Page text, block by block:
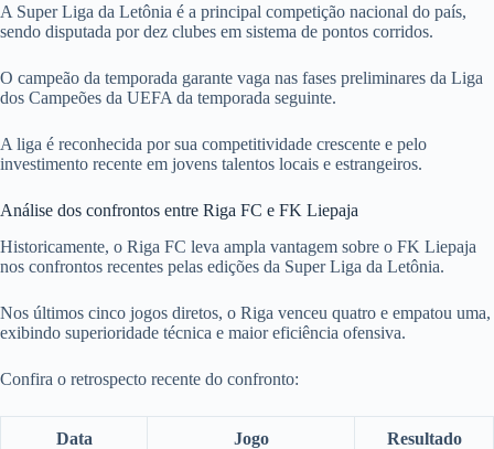
A Super Liga da Letônia é a principal competição nacional do país,
sendo disputada por dez clubes em sistema de pontos corridos.
O campeão da temporada garante vaga nas fases preliminares da Liga
dos Campeões da UEFA da temporada seguinte.
A liga é reconhecida por sua competitividade crescente e pelo
investimento recente em jovens talentos locais e estrangeiros.
Análise dos confrontos entre Riga FC e FK Liepaja
Historicamente, o Riga FC leva ampla vantagem sobre o FK Liepaja
nos confrontos recentes pelas edições da Super Liga da Letônia.
Nos últimos cinco jogos diretos, o Riga venceu quatro e empatou uma,
exibindo superioridade técnica e maior eficiência ofensiva.
Confira o retrospecto recente do confronto:
Data Jogo Resultado